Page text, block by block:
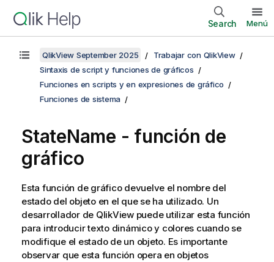
Search Menú
QlikView September 2025
Trabajar con QlikView
Sintaxis de script y funciones de gráficos
Funciones en scripts y en expresiones de gráfico
Funciones de sistema
StateName - función de
gráfico
Esta función de gráfico devuelve el nombre del
estado del objeto en el que se ha utilizado. Un
desarrollador de QlikViewpuede utilizar esta función
para introducir texto dinámico y colores cuando se
modifique el estado de un objeto. Es importante
observar que esta función opera en objetos